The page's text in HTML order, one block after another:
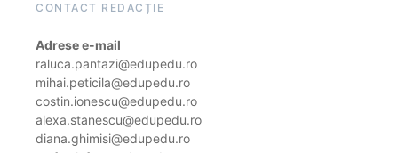
CONTACT REDACȚIE
Adrese e-mail
raluca.pantazi@edupedu.ro
mihai.peticila@edupedu.ro
costin.ionescu@edupedu.ro
alexa.stanescu@edupedu.ro
diana.ghimisi@edupedu.ro